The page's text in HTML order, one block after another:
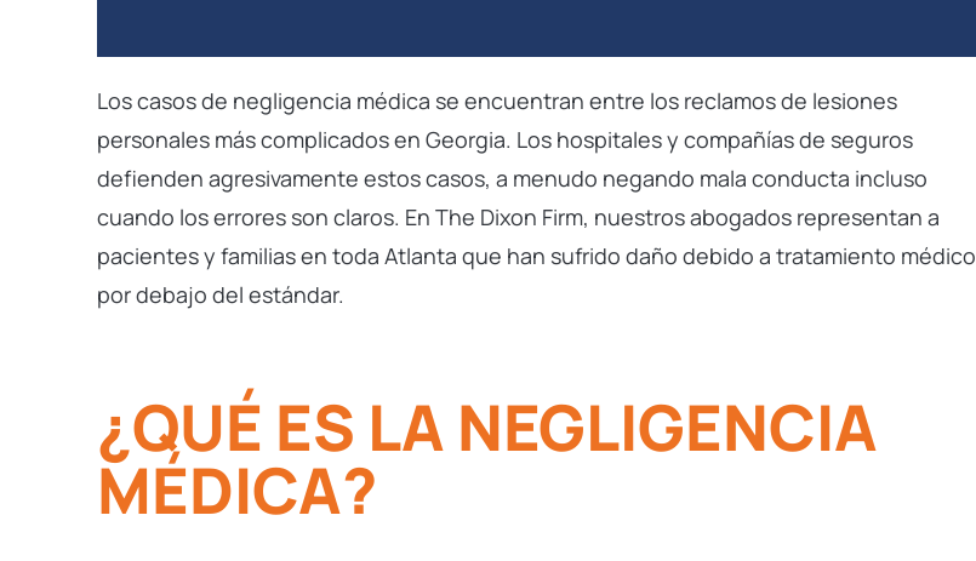
Los casos de negligencia médica se encuentran entre los reclamos de lesiones
personales más complicados en Georgia. Los hospitales y compañías de seguros
defienden agresivamente estos casos, a menudo negando mala conducta incluso
cuando los errores son claros. En The Dixon Firm, nuestros abogados representan a
pacientes y familias en toda Atlanta que han sufrido daño debido a tratamiento médico
por debajo del estándar.
¿QUÉ ES LA NEGLIGENCIA
MÉDICA?